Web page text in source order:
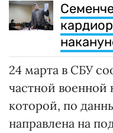
24 марта в СБУ
частной военной
которой, по
направлена на